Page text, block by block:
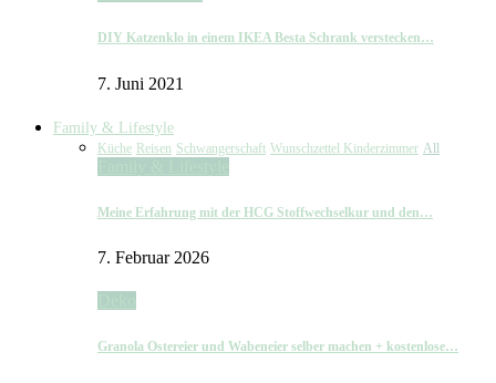
DIY Katzenklo in einem IKEA Besta Schrank verstecken…
7. Juni 2021
Family & Lifestyle
Küche Reisen Schwangerschaft Wunschzettel Kinderzimmer All
Meine Erfahrung mit der HCG Stoffwechselkur und den…
7. Februar 2026
Granola Ostereier und Wabeneier selber machen + kostenlose…